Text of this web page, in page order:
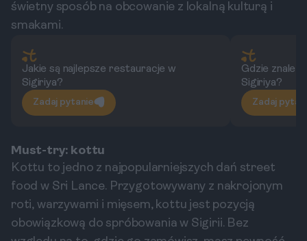
świetny sposób na obcowanie z lokalną kulturą i
smakami.
Jakie są najlepsze restauracje w
Sigiriya?
Zadaj pytanie
Gdzie
Sigiriya?
Zadaj
Must-try: kottu
Kottu to jedno z najpopularniejszych dań street
food w Sri Lance. Przygotowywany z nakrojonym
roti, warzywami i mięsem, kottu jest pozycją
obowiązkową do spróbowania w Sigirii. Bez